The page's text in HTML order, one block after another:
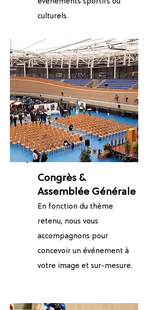
événements sportifs ou
culturels.
Congrès &
Assemblée Générale
​En fonction du thème
retenu, nous vous
accompagnons pour
concevoir un événement à
votre image et sur-mesure.